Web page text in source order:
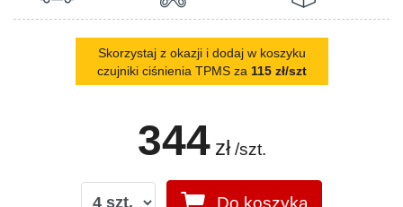
Skorzystaj z okazji i dodaj w koszyku
czujniki ciśnienia TPMS za 115 zł/szt
344 zł /szt.
Do koszyka